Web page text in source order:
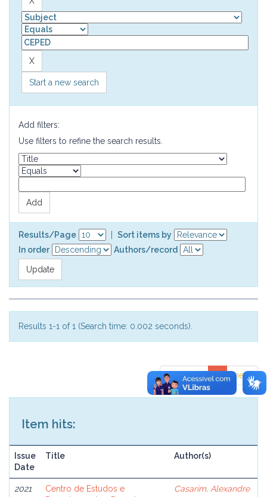
Start a new search
Add filters:
Use filters to refine the search results.
Results/Page
Sort items by
In order
Authors/record
Results 1-1 of 1 (Search time: 0.002 seconds).
previous 1 next
Item hits:
Issue
Date
Title Author(s)
2021
Centro de Estudos e
Casarim, Alexandre